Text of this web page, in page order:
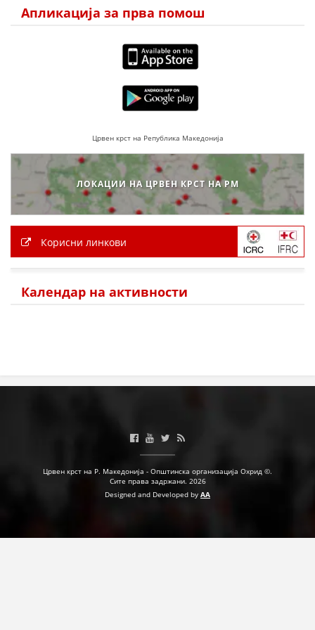
Апликација за прва помош
Црвен крст на Република Македонија
ЛОКАЦИИ НА ЦРВЕН КРСТ НА РМ
Корисни линкови
Календар на активности
Црвен крст на Р. Македонија - Општинска организација Охрид ©.
Сите права задржани. 2026
Designed and Developed by AA